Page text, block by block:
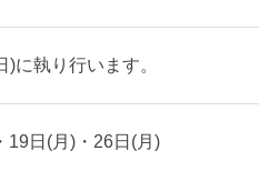
に執り行います。
日(月)・26日(月)